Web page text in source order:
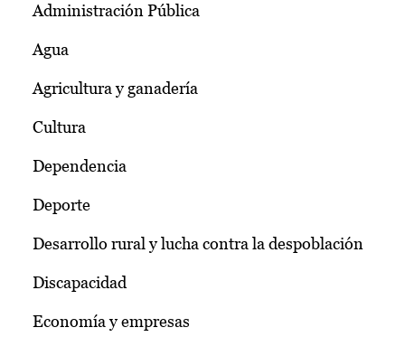
Administración Pública
Agua
Agricultura y ganadería
Cultura
Dependencia
Deporte
Desarrollo rural y lucha contra la despoblación
Discapacidad
Economía y empresas